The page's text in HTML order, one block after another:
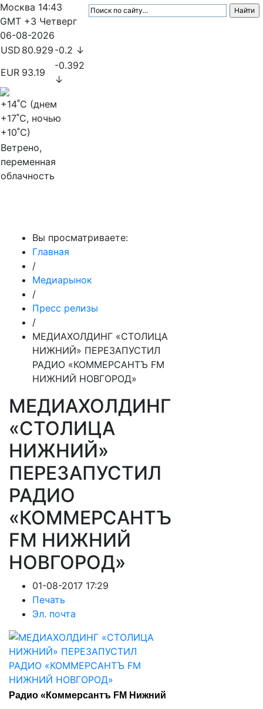
Москва 14:43
GMT +3 Четверг
06-08-2026
USD 80.929 -0.2 ↓
EUR 93.19
-0.392
↓
+14˚C (днем
+17˚C, ночью
+10˚C)
Ветрено,
переменная
облачность
Вы просматриваете:
Главная
/
Медиарынок
/
Пресс релизы
/
МЕДИАХОЛДИНГ «СТОЛИЦА
НИЖНИЙ» ПЕРЕЗАПУСТИЛ
РАДИО «КОММЕРСАНТЪ FM
НИЖНИЙ НОВГОРОД»
МЕДИАХОЛДИНГ
«СТОЛИЦА
НИЖНИЙ»
ПЕРЕЗАПУСТИЛ
РАДИО
«КОММЕРСАНТЪ
FM НИЖНИЙ
НОВГОРОД»
01-08-2017 17:29
Печать
Эл. почта
Радио «Коммерсантъ FM Нижний